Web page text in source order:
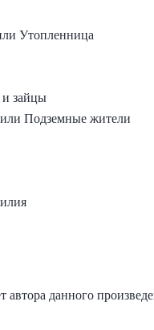
Утопленница
зайцы
Подземные жители
автора данного